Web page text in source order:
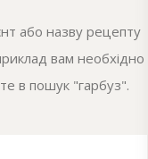
або назву рецепту
вам необхідно
в пошук "гарбуз".